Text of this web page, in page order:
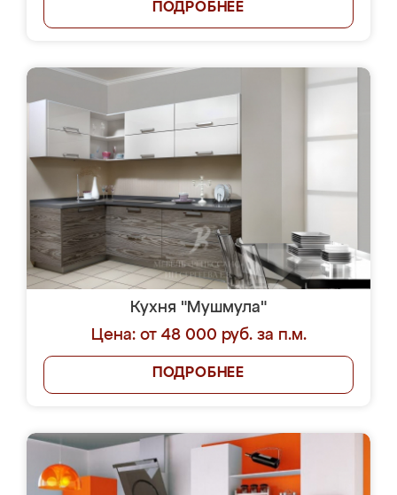
ПОДРОБНЕЕ
Кухня "Мушмула"
Цена: от 48 000 руб. за п.м.
ПОДРОБНЕЕ